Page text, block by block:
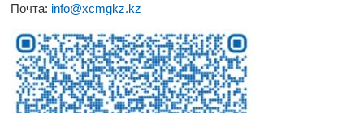
Гарантийное
8
800
004
28
88
Почта: info@xcmgkz.kz